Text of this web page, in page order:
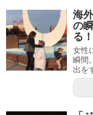
海
の
る
女性
瞬間
出を